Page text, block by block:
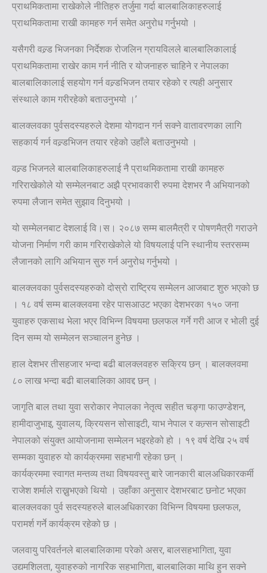
प्राथमिकतामा राखेकोले नीतिहरु तर्जुमा गर्दा बालबालिकाहरुलाई
प्राथमिकतामा राखी कामहरु गर्न समेत अनुरोध गर्नुभयो ।
यसैगरी वल्र्ड भिजनका निर्देशक रोजलिन ग्रायविलले बालबालिकालाई
प्राथमिकतामा राखेर काम गर्न नीति र योजनाहरु चाहिने र नेपालका
बालबालिकालाई सहयोग गर्न वल्र्डभिजन तयार रहेको र त्यही अनुसार
संस्थाले काम गरीरहेको बताउनुभयो ।’
बालक्लवका पुर्वसदस्यहरुले देशमा योगदान गर्न सक्ने वातावरणका लागि
सहकार्य गर्न वल्र्डभिजन तयार रहेको उहाँले बताउनुभयो ।
वल्र्ड भिजनले बालबालिकाहरुलाई नै प्राथमिकतामा राखी कामहरु
गरिराखेकोले यो सम्मेलनबाट अझै प्रभावकारी रुपमा देशभर नै अभियानको
रुपमा लैजान समेत सुझाव दिनुभयो ।
यो सम्मेलनबाट देशलाई वि।स। २०८७ सम्म बालमैत्री र पोषणमैत्री गराउने
योजना निर्माण गरी काम गरिराखेकोले यो विषयलाई पनि स्थानीय स्तरसम्म
लैजानको लागि अभियान सुरु गर्न अनुरोध गर्नुभयो ।
बालक्लवका पुर्वसदस्यहरुको दोस्रो राष्ट्रिय सम्मेलन आजबाट शुरु भएको छ
। १८ वर्ष सम्म बालक्लवमा रहेर पासआउट भएका देशभरका १५० जना
युवाहरु एकसाथ भेला भएर विभिन्न विषयमा छलफल गर्ने गरी आज र भोली दुई
दिन सम्म यो सम्मेलन सञ्चालन हुनेछ ।
हाल देशभर तीसहजार भन्दा बढी बालक्लवहरु सक्रिय छन् । बालक्लवमा
८० लाख भन्दा बढी बालबालिका आवद्द छन् ।
जागृति बाल तथा युवा सरोकार नेपालका नेतृत्व सहीत चङ्गा फाउण्डेशन,
हामीदाजुभाइ, युवालय, क्रियसन सोसाइटी, याभ नेपाल र कन्र्सन सोसाइटी
नेपालको संयुक्त आयोजनामा सम्मेलन भइरहेको हो । १९ वर्ष देखि २५ वर्ष
सम्मका युवाहरु यो कार्यक्रममा सहभागी रहेका छन् ।
कार्यक्रममा स्वागत मन्तव्य तथा विषयवस्तु बारे जानकारी बालअधिकारकर्मी
राजेश शर्माले राख्नुभएको थियो । उहाँका अनुसार देशभरबाट छनोट भएका
बालक्लवका पुर्व सदस्यहरुले बालअधिकारका विभिन्न विषयमा छलफल,
परामर्श गर्ने कार्यक्रम रहेको छ ।
जलवायु परिवर्तनले बालबालिकामा परेको असर, बालसहभागिता, युवा
उद्यमशिलता, युवाहरुको नागरिक सहभागिता, बालबालिका माथि हुन सक्ने